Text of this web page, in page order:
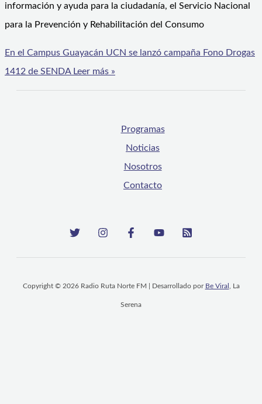
información y ayuda para la ciudadanía, el Servicio Nacional
para la Prevención y Rehabilitación del Consumo
En el Campus Guayacán UCN se lanzó campaña Fono Drogas
1412 de SENDALeer más »
Programas
Noticias
Nosotros
Contacto
Copyright © 2026 Radio Ruta Norte FM | Desarrollado por Be Viral , La
Serena